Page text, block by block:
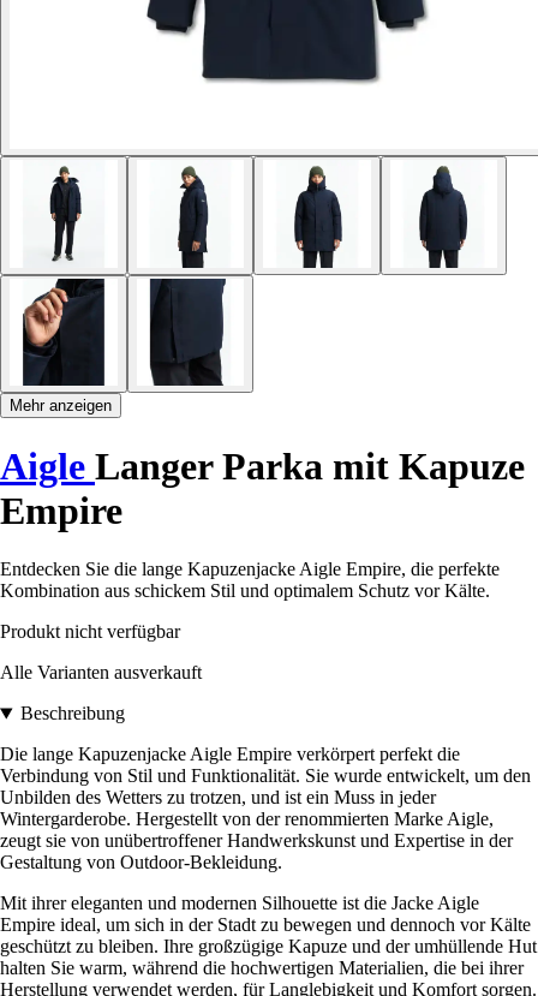
Mehr anzeigen
Aigle Langer Parka mit Kapuze
Empire
Entdecken Sie die lange Kapuzenjacke Aigle Empire, die perfekte
Kombination aus schickem Stil und optimalem Schutz vor Kälte.
Produkt nicht verfügbar
Alle Varianten ausverkauft
Beschreibung
Die lange Kapuzenjacke Aigle Empire verkörpert perfekt die
Verbindung von Stil und Funktionalität. Sie wurde entwickelt, um den
Unbilden des Wetters zu trotzen, und ist ein Muss in jeder
Wintergarderobe. Hergestellt von der renommierten Marke Aigle,
zeugt sie von unübertroffener Handwerkskunst und Expertise in der
Gestaltung von Outdoor-Bekleidung.
Mit ihrer eleganten und modernen Silhouette ist die Jacke Aigle
Empire ideal, um sich in der Stadt zu bewegen und dennoch vor Kälte
geschützt zu bleiben. Ihre großzügige Kapuze und der umhüllende Hut
halten Sie warm, während die hochwertigen Materialien, die bei ihrer
Herstellung verwendet werden, für Langlebigkeit und Komfort sorgen.